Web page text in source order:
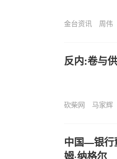
金台资讯 周伟
反内:卷与
砍柴网 马家辉
中国—银行
姆·纳格尔